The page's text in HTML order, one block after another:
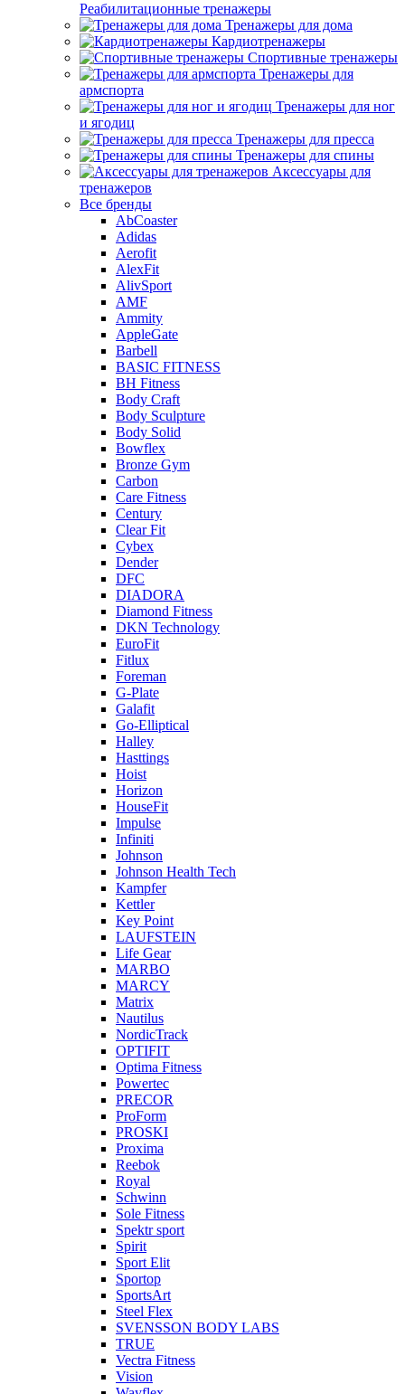
Реабилитационные тренажеры
Тренажеры для дома
Кардиотренажеры
Спортивные тренажеры
Тренажеры для
армспорта
Тренажеры для ног
и ягодиц
Тренажеры для пресса
Тренажеры для спины
Аксессуары для
тренажеров
Все бренды
AbCoaster
Adidas
Aerofit
AlexFit
AlivSport
AMF
Ammity
AppleGate
Barbell
BASIC FITNESS
BH Fitness
Body Craft
Body Sculpture
Body Solid
Bowflex
Bronze Gym
Carbon
Care Fitness
Century
Clear Fit
Cybex
Dender
DFC
DIADORA
Diamond Fitness
DKN Technology
EuroFit
Fitlux
Foreman
G-Plate
Galafit
Go-Elliptical
Halley
Hasttings
Hoist
Horizon
HouseFit
Impulse
Infiniti
Johnson
Johnson Health Tech
Kampfer
Kettler
Key Point
LAUFSTEIN
Life Gear
MARBO
MARCY
Matrix
Nautilus
NordicTrack
OPTIFIT
Optima Fitness
Powertec
PRECOR
ProForm
PROSKI
Proxima
Reebok
Royal
Schwinn
Sole Fitness
Spektr sport
Spirit
Sport Elit
Sportop
SportsArt
Steel Flex
SVENSSON BODY LABS
TRUE
Vectra Fitness
Vision